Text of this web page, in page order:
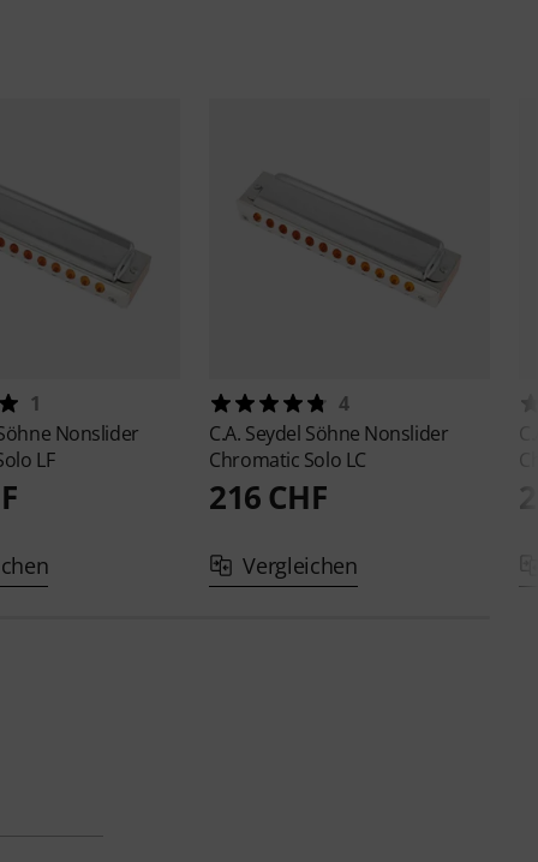
1
Nonslider
LF
4
C.A. Seydel Söhne Nonslider
Chromatic Solo LC
216 CHF
Vergleichen